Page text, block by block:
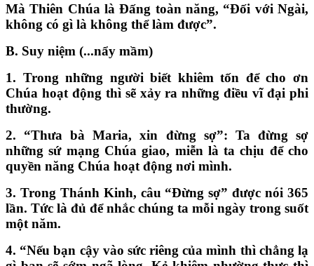
Mà Thiên Chúa là Đấng toàn năng, “Đối với Ngài,
không có gì là không thể làm được”.
B. Suy niệm (...nẩy mầm)
1. Trong những người biết khiêm tốn để cho ơn
Chúa hoạt động thì sẽ xảy ra những điều vĩ đại phi
thường.
2.
“Thưa bà Maria, xin đừng sợ”: Ta đừng sợ
những sứ mạng Chúa giao, miễn là ta chịu để cho
quyền năng Chúa hoạt động nơi mình.
3. Trong Thánh Kinh, câu “Đừng sợ” được nói 365
lần. Tức là đủ để nhắc chúng ta mỗi ngày trong suốt
một năm.
4. “Nếu bạn cậy vào sức riêng của mình thì chẳng lạ